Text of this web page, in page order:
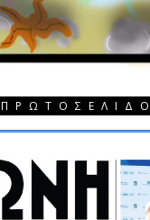
ΠΡΩΤΟΣΈΛΙΔΟ